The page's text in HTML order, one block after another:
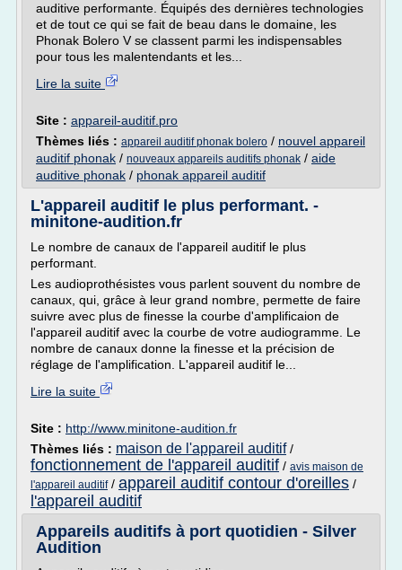
auditive performante. Équipés des dernières technologies
et de tout ce qui se fait de beau dans le domaine, les
Phonak Bolero V se classent parmi les indispensables
pour tous les malentendants et les...
Lire la suite
Site : appareil-auditif.pro
Thèmes liés : appareil auditif phonak bolero / nouvel appareil
auditif phonak / nouveaux appareils auditifs phonak / aide
auditive phonak / phonak appareil auditif
L'appareil auditif le plus performant. -
minitone-audition.fr
Le nombre de canaux de l'appareil auditif le plus
performant.
Les audioprothésistes vous parlent souvent du nombre de
canaux, qui, grâce à leur grand nombre, permette de faire
suivre avec plus de finesse la courbe d'amplificaion de
l'appareil auditif avec la courbe de votre audiogramme. Le
nombre de canaux donne la finesse et la précision de
réglage de l'amplification. L'appareil auditif le...
Lire la suite
Site : http://www.minitone-audition.fr
Thèmes liés : maison de l'appareil auditif/
fonctionnement de l'appareil auditif / avis maison de
l'appareil auditif/ appareil auditif contour d'oreilles /
l'appareil auditif
Appareils auditifs à port quotidien - Silver
Audition